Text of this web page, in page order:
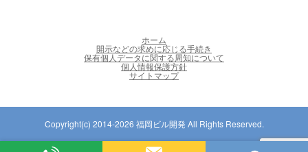
ホーム
開示などの求めに応じる手続き
保有個人データに関する周知について
個人情報保護方針
サイトマップ
Copyright(c) 2014-2026 福岡ビル開発 All Rights Reserved.